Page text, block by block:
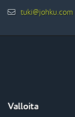
tuki@johku.com
Valloita